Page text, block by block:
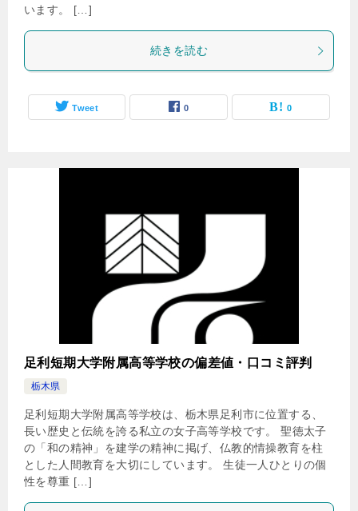
います。 […]
続きを読む
Tweet 0 0
足利短期大学附属高等学校の偏差値・口コミ評判
栃木県
足利短期大学附属高等学校は、栃木県足利市に位置する、
長い歴史と伝統を誇る私立の女子高等学校です。 聖徳太子
の「和の精神」を建学の精神に掲げ、仏教的情操教育を柱
とした人間教育を大切にしています。 生徒一人ひとりの個
性を尊重 […]